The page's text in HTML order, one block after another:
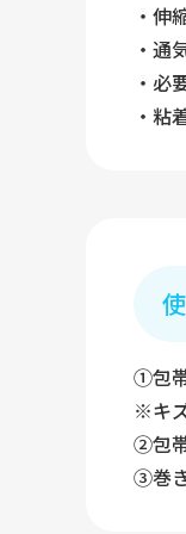
・伸
・通
・必
・粘
①包
※キ
②包
③巻